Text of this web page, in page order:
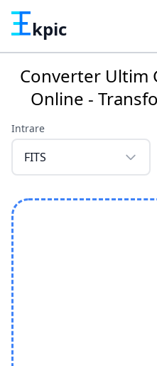
kpic
Converter Ultim
Online -
Intrare
FITS